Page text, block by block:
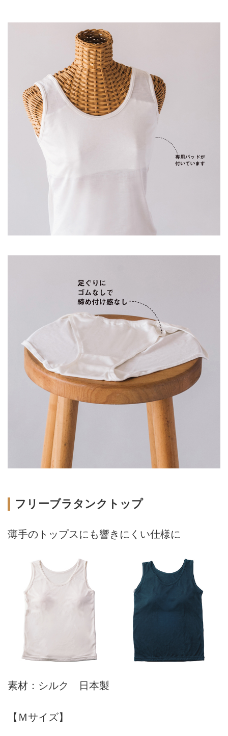
フリーブラタンクトップ
薄手のトップスにも響きにくい仕様に
素材：シルク 日本製
【Ｍサイズ】